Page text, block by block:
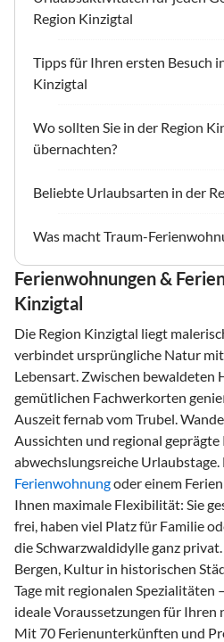
Region Kinzigtal
Tipps für Ihren ersten Besuch
Kinzigtal
Wo sollten Sie in der Region
übernachten?
Beliebte Urlaubsarten in der
Was macht Traum-
Ferienwohnungen &
Kinzigtal
Die Region Kinzigtal liegt
verbindet ursprüngliche Natur
Lebensart. Zwischen bewaldeten
gemütlichen Fachwerkorten
Auszeit fernab vom Trubel.
Aussichten und regional
abwechslungsreiche
Ferienwohnungoder einem
Ihnen maximale Flexibilität: Sie
frei, haben viel Platz für Familie
die Schwarzwaldidylle ganz
Bergen, Kultur in historischen
Tage mit regionalen Spezialitäten
ideale Voraussetzungen für Ihren
Mit 70 Ferienunterkünften und